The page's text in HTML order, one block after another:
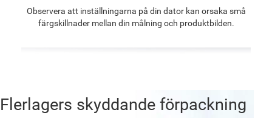
Observera att inställningarna på din dator kan orsaka små
färgskillnader mellan din målning och produktbilden.
Flerlagers skyddande förpackning